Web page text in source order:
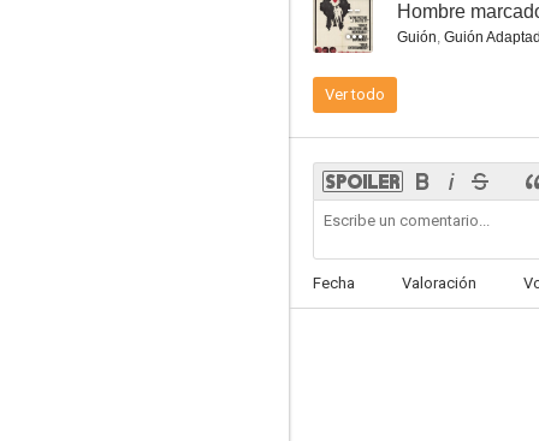
-- Hombre
Guión, Guión
Ver todo
Fecha Valoración